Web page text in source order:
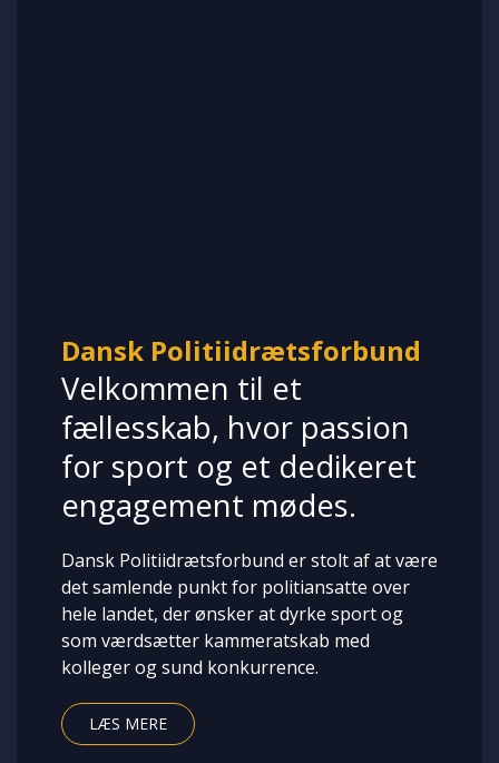
Dansk Politiidrætsforbund
Velkommen til et
fællesskab, hvor passion
for sport og et dedikeret
engagement mødes.
Dansk Politiidrætsforbund er stolt af at være
det samlende punkt for politiansatte over
hele landet, der ønsker at dyrke sport og
som værdsætter kammeratskab med
kolleger og sund konkurrence.
LÆS MERE